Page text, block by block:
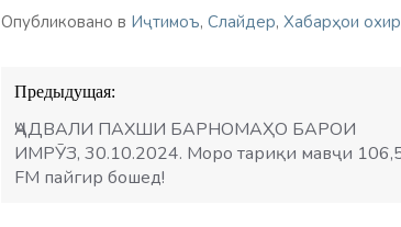
Опубликовано в Иҷтимоъ, Слайдер, Хабарҳои
Навигация
по
записям
Предыдущая:
ҶАДВАЛИ ПАХШИ БАРНОМАҲО БАРОИ
ИМРӮЗ, 30.10.2024. Моро тариқи мавҷи
FM пайгир бошед!